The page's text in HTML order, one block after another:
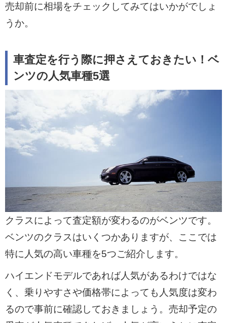
売却前に相場をチェックしてみてはいかがでしょ
うか。
車査定を行う際に押さえておきたい！ベ
ンツの人気車種5選
クラスによって査定額が変わるのがベンツです。
ベンツのクラスはいくつかありますが、ここでは
特に人気の高い車種を5つご紹介します。
ハイエンドモデルであれば人気があるわけではな
く、乗りやすさや価格帯によっても人気度は変わ
るので事前に確認しておきましょう。売却予定の